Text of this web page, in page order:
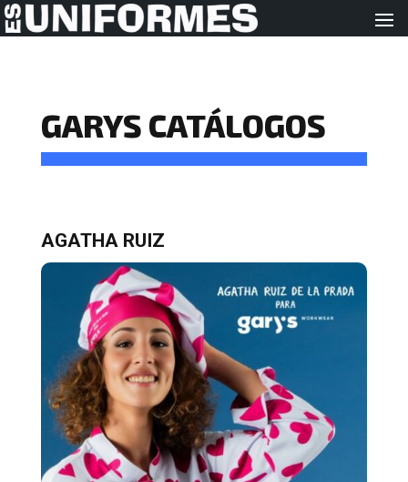
GARYS CATÁLOGOS
AGATHA RUIZ